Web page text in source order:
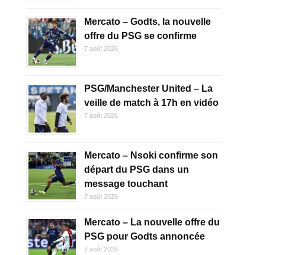
Mercato – Godts, la nouvelle
offre du PSG se confirme
7 août 2026
PSG/Manchester United – La
veille de match à 17h en vidéo
7 août 2026
Mercato – Nsoki confirme son
départ du PSG dans un
message touchant
7 août 2026
Mercato – La nouvelle offre du
PSG pour Godts annoncée
7 août 2026